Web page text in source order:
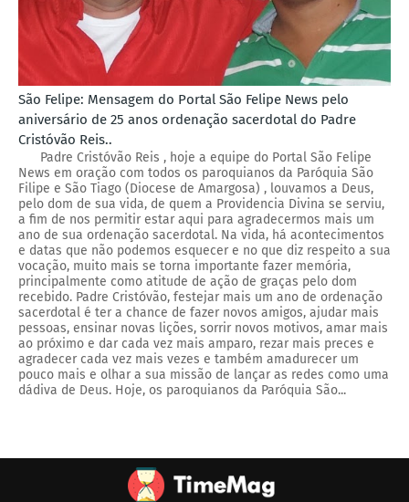
São Felipe: Mensagem do Portal São Felipe News pelo
aniversário de 25 anos ordenação sacerdotal do Padre
Cristóvão Reis..
Padre Cristóvão Reis , hoje a equipe do Portal São Felipe
News em oração com todos os paroquianos da Paróquia São
Filipe e São Tiago (Diocese de Amargosa) , louvamos a Deus,
pelo dom de sua vida, de quem a Providencia Divina se serviu,
a fim de nos permitir estar aqui para agradecermos mais um
ano de sua ordenação sacerdotal. Na vida, há acontecimentos
e datas que não podemos esquecer e no que diz respeito a sua
vocação, muito mais se torna importante fazer memória,
principalmente como atitude de ação de graças pelo dom
recebido. Padre Cristóvão, festejar mais um ano de ordenação
sacerdotal é ter a chance de fazer novos amigos, ajudar mais
pessoas, ensinar novas lições, sorrir novos motivos, amar mais
ao próximo e dar cada vez mais amparo, rezar mais preces e
agradecer cada vez mais vezes e também amadurecer um
pouco mais e olhar a sua missão de lançar as redes como uma
dádiva de Deus. Hoje, os paroquianos da Paróquia São...